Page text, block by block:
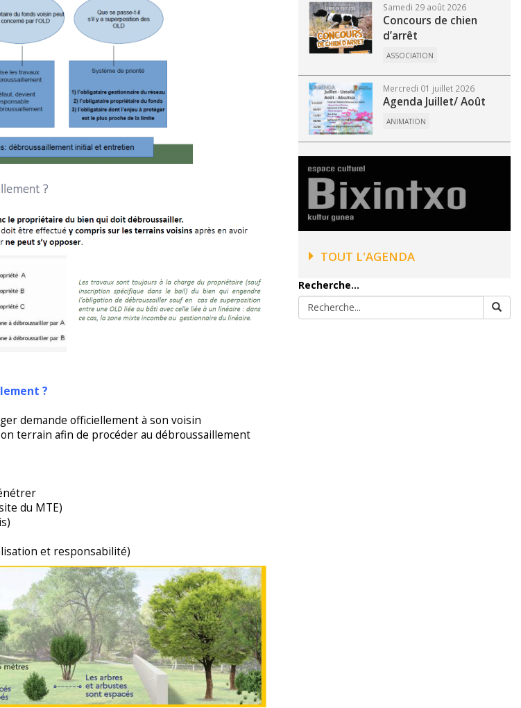
?
demande officiellement à son voisin
terrain afin de procéder au débroussaillement
du MTE)
et responsabilité)
Samedi 29 août 2026
Concours de chien
d’arrêt
ASSOCIATION
Mercredi 01 juillet 2026
Agenda Juillet/ Août
ANIMATION
TOUT L'AGENDA
Recherche...